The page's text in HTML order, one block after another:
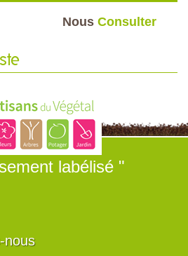
Nous Consulter
labélisé "
nous